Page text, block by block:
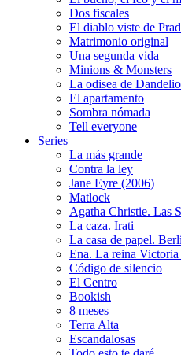
Dos fiscales
El diablo viste de
Matrimonio original
Una segunda vida
Minions & Monsters
La odisea de
El apartamento
Sombra nómada
Tell everyone
Series
La más grande
Contra la ley
Jane Eyre (2006)
Matlock
Agatha Christie. Las
La caza. Irati
La casa de papel.
Ena. La reina Victoria
Código de silencio
El Centro
Bookish
8 meses
Terra Alta
Escandalosas